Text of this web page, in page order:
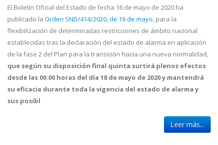
El Boletín Oficial del Estado de fecha 16 de mayo de 2020 ha
publicado la Orden SND/414/2020, de 16 de mayo, para la
flexibilización de determinadas restricciones de ámbito nacional
establecidas tras la declaración del estado de alarma en aplicación
de la fase 2 del Plan para la transición hacia una nueva normalidad,
que según su disposición final quinta surtirá plenos efectos
desde las 00:00 horas del día 18 de mayo de 2020 y mantendrá
su eficacia durante toda la vigencia del estado de alarma y
sus posibl
Leer más...